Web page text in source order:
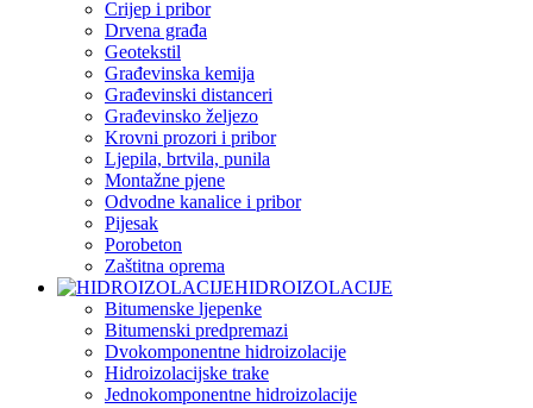
Crijep i pribor
Drvena građa
Geotekstil
Građevinska kemija
Građevinski distanceri
Građevinsko željezo
Krovni prozori i pribor
Ljepila, brtvila, punila
Montažne pjene
Odvodne kanalice i pribor
Pijesak
Porobeton
Zaštitna oprema
HIDROIZOLACIJE
Bitumenske ljepenke
Bitumenski predpremazi
Dvokomponentne hidroizolacije
Hidroizolacijske trake
Jednokomponentne hidroizolacije